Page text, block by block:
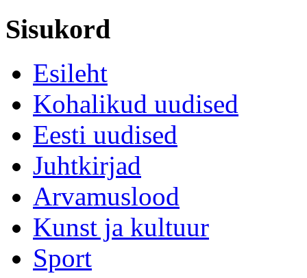
Sisukord
Esileht
Kohalikud uudised
Eesti uudised
Juhtkirjad
Arvamuslood
Kunst ja kultuur
Sport